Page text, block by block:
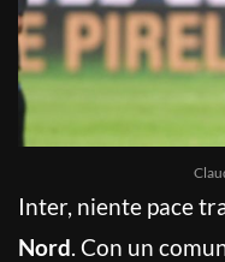
Inter, niente pace
Nord. Con un